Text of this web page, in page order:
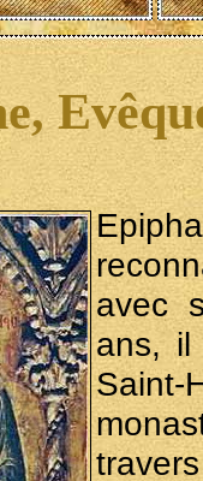
avec
ans, il